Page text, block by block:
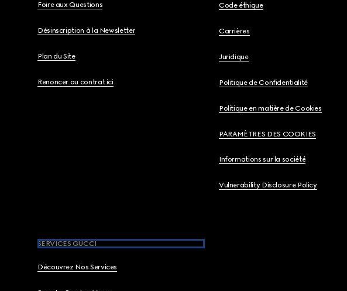
Foire aux Questions
Désinscription à la Newsletter
Plan du Site
Renoncer au contrat ici
Code éthique
Carrières
Juridique
Politique de Confidentialité
Politique en matière de Cookies
PARAMÈTRES DES COOKIES
Informations sur la société
Vulnerability Disclosure Policy
SERVICES GUCCI
Découvrez Nos Services